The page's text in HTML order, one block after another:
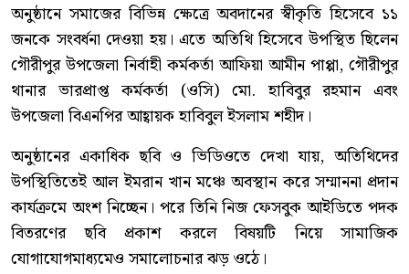
অনুষ্ঠানে সমাজের বিভিন্ন ক্ষেত্রে অবদানের স্বীকৃতি হিসেবে ১১
জনকে সংবর্ধনা দেওয়া হয়। এতে অতিথি হিসেবে উপস্থিত ছিলেন
গৌরীপুর উপজেলা নির্বাহী কর্মকর্তা আফিয়া আমীন পাপ্পা, গৌরীপুর
থানার ভারপ্রাপ্ত কর্মকর্তা (ওসি) মো. হাবিবুর রহমান এবং
উপজেলা বিএনপির আহ্বায়ক হাবিবুল ইসলাম শহীদ।
অনুষ্ঠানের একাধিক ছবি ও ভিডিওতে দেখা যায়, অতিথিদের
উপস্থিতিতেই আল ইমরান খান মঞ্চে অবস্থান করে সম্মাননা প্রদান
কার্যক্রমে অংশ নিচ্ছেন। পরে তিনি নিজ ফেসবুক আইডিতে পদক
বিতরণের ছবি প্রকাশ করলে বিষয়টি নিয়ে সামাজিক
যোগাযোগমাধ্যমেও সমালোচনার ঝড় ওঠে।